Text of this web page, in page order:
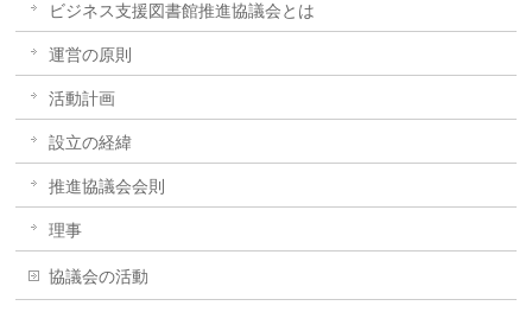
ビジネス支援図書館推進協議会とは
運営の原則
活動計画
設立の経緯
推進協議会会則
理事
協議会の活動